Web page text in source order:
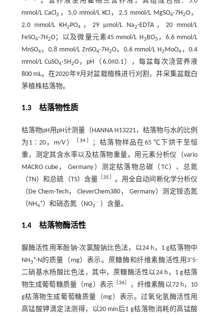
mmol/L CaCl2 ，5.0 mmol/L KCl，2.5 mmol/L MgSO4·7H2O，
2.0 mmol/L KH2PO4，29 μmol/L Na2-EDTA，20 mmol/L
FeSO4·7H2O；以及微量元素45 mmol/L H3BO3 ，6.6 mmol/L
MnSO4，0.8 mmol/L ZnSO4·7H2O，0.6 mmol/L H2MoO4，0.4
mmol/L CuSO4·5H2O，pH（6.0±0.1），每盆每次浇营养液
800 mL。在2020年9月对盆栽植株进行刈割，并采集盆栽白
茅植株枯落物。
1.3 枯落物性质
枯落物pH用pH计测量（HANNA H13221，枯落物与水的比例
为1∶20，m/V） ［34
；枯落物样品在65 ℃下烘干至恒
重，测定其含水率以及枯落物重量。用元素分析仪（vario
MACRO cube， Germany）测定枯落物总碳（TC）、总氮
（TN）和总硫（TS）含量 ［35
。用全自动间断化学分析仪
（De Chem-Tech， CleverChem380， Germany）测定铵态氮
（NH4
+）和硝态氮（NO3
− ）含量。
1.4 枯落物酶活性
脲酶活性用苯酚钠-次氯酸钠比色法，以24 h，1 g枯落物中
NH3
+-N的质量（mg）表示。蔗糖酶和纤维素酶活性用3’5-
二硝基水杨酸比色法，其中，蔗糖酶活性以24 h，1 g枯落
物生成葡萄糖质量（mg）表示 ［36
，纤维素酶以72 h，10
g枯落物生成葡萄糖质量（mg）表示。过氧化氢酶活性用
高锰酸钾滴定法测得，以20 min后1 g枯落物消耗的高锰酸